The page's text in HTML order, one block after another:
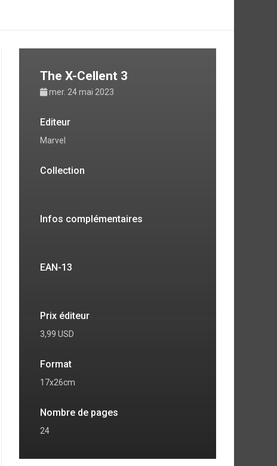
The X-Cellent 3
mer. 24 mai 2023
Editeur
Marvel
Collection
Infos complémentaires
EAN-13
Prix éditeur
3,99 USD
Format
17x26cm
Nombre de pages
24